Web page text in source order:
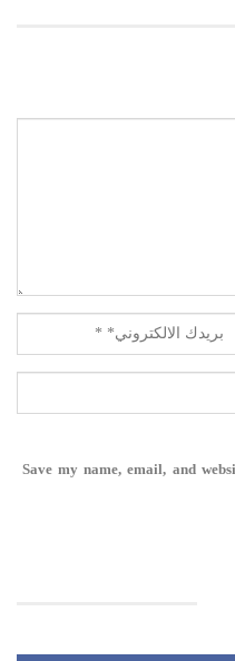
Save my name, email, and